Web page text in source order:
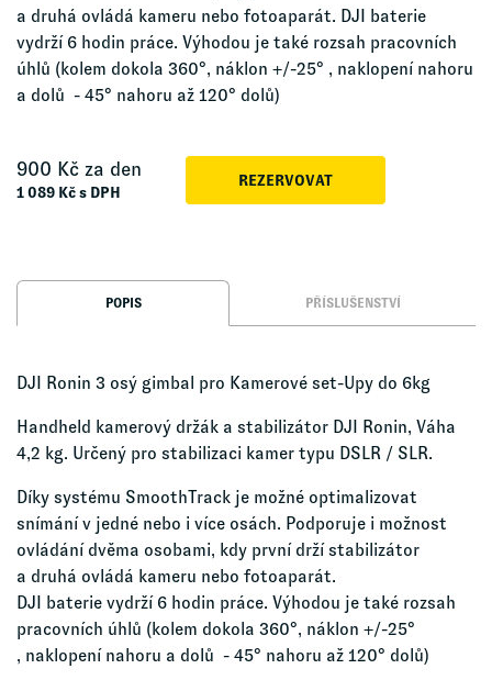
a druhá ovládá kameru nebo fotoaparát. DJI baterie
vydrží 6 hodin práce. Výhodou je také rozsah pracovních
úhlů (kolem dokola 360°, náklon +/-25° , naklopení nahoru
a dolů - 45° nahoru až 120° dolů)
900 Kč za den
1 089 Kč s DPH
REZERVOVAT
POPIS PŘÍSLUŠENSTVÍ
DJI Ronin 3 osý gimbal pro Kamerové set-Upy do 6kg
Handheld kamerový držák a stabilizátor DJI Ronin, Váha
4,2 kg. Určený pro stabilizaci kamer typu DSLR / SLR.
Díky systému SmoothTrack je možné optimalizovat
snímání v jedné nebo i více osách. Podporuje i možnost
ovládání dvěma osobami, kdy první drží stabilizátor
a druhá ovládá kameru nebo fotoaparát.
DJI baterie vydrží 6 hodin práce. Výhodou je také rozsah
pracovních úhlů (kolem dokola 360°, náklon +/-25°
, naklopení nahoru a dolů - 45° nahoru až 120° dolů)